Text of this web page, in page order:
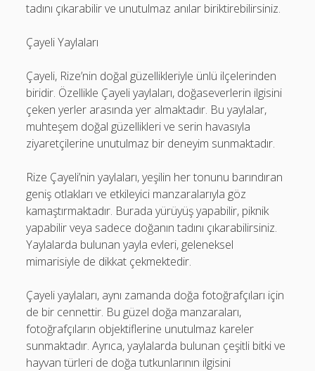
tadını çıkarabilir ve unutulmaz anılar biriktirebilirsiniz.
Çayeli Yaylaları
Çayeli, Rize’nin doğal güzellikleriyle ünlü ilçelerinden
biridir. Özellikle Çayeli yaylaları, doğaseverlerin ilgisini
çeken yerler arasında yer almaktadır. Bu yaylalar,
muhteşem doğal güzellikleri ve serin havasıyla
ziyaretçilerine unutulmaz bir deneyim sunmaktadır.
Rize Çayeli’nin yaylaları, yeşilin her tonunu barındıran
geniş otlakları ve etkileyici manzaralarıyla göz
kamaştırmaktadır. Burada yürüyüş yapabilir, piknik
yapabilir veya sadece doğanın tadını çıkarabilirsiniz.
Yaylalarda bulunan yayla evleri, geleneksel
mimarisiyle de dikkat çekmektedir.
Çayeli yaylaları, aynı zamanda doğa fotoğrafçıları için
de bir cennettir. Bu güzel doğa manzaraları,
fotoğrafçıların objektiflerine unutulmaz kareler
sunmaktadır. Ayrıca, yaylalarda bulunan çeşitli bitki ve
hayvan türleri de doğa tutkunlarının ilgisini